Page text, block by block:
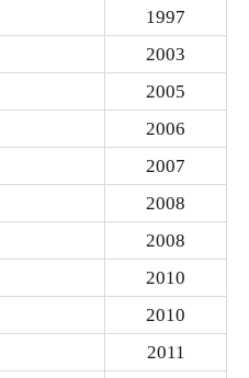
1997
2003
2005
2006
2007
2008
2008
2010
2010
2011